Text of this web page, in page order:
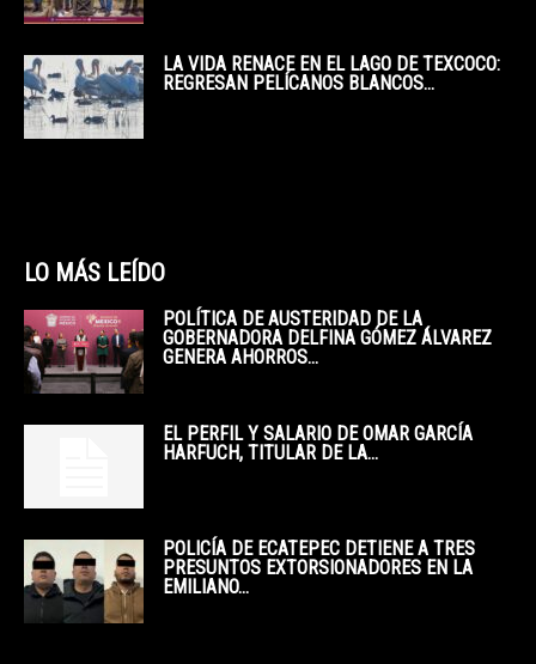
LA VIDA RENACE EN EL LAGO DE TEXCOCO:
REGRESAN PELÍCANOS BLANCOS...
LO MÁS LEÍDO
POLÍTICA DE AUSTERIDAD DE LA
GOBERNADORA DELFINA GÓMEZ ÁLVAREZ
GENERA AHORROS...
EL PERFIL Y SALARIO DE OMAR GARCÍA
HARFUCH, TITULAR DE LA...
POLICÍA DE ECATEPEC DETIENE A TRES
PRESUNTOS EXTORSIONADORES EN LA
EMILIANO...